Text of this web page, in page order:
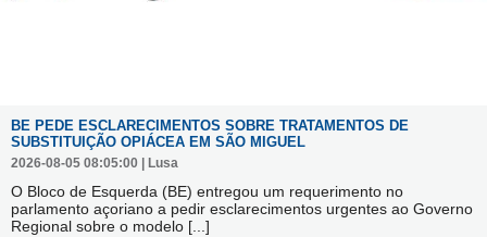
BE PEDE ESCLARECIMENTOS SOBRE TRATAMENTOS DE
SUBSTITUIÇÃO OPIÁCEA EM SÃO MIGUEL
2026-08-05 08:05:00 | Lusa
O Bloco de Esquerda (BE) entregou um requerimento no
parlamento açoriano a pedir esclarecimentos urgentes ao Governo
Regional sobre o modelo [...]